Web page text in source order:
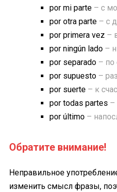
por mi parte – с
por otra parte – с
por primera vez –
por ningún lado –
por separado – по
por supuesto –
por suerte – к
por todas partes –
por último –
Обратите внимание!
Неправильное
изменить смысл фразы,